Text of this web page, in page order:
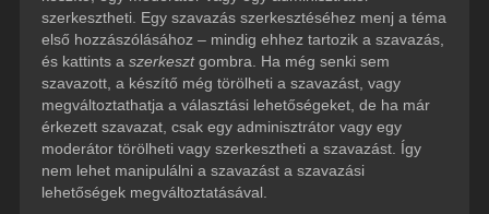
szerkesztheti. Egy szavazás szerkesztéséhez menj a téma
első hozzászólásához – mindig ehhez tartozik a szavazás,
és kattints a szerkesztgombra. Ha még senki sem
szavazott, a készítő még törölheti a szavazást, vagy
megváltoztathatja a választási lehetőségeket, de ha már
érkezett szavazat, csak egy adminisztrátor vagy egy
moderátor törölheti vagy szerkesztheti a szavazást. Így
nem lehet manipulálni a szavazást a szavazási
lehetőségek megváltoztatásával.